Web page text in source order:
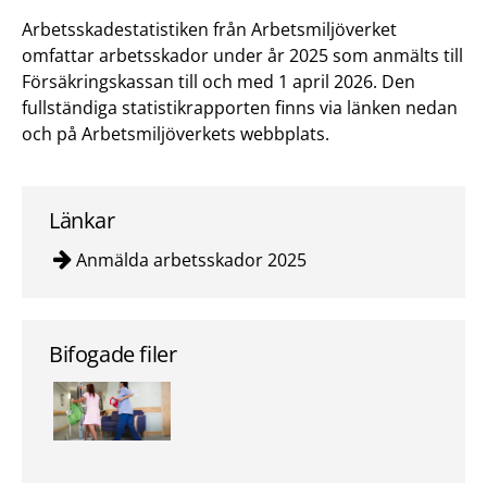
Arbetsskadestatistiken från Arbetsmiljöverket
omfattar arbetsskador under år 2025 som anmälts till
Försäkringskassan till och med 1 april 2026. Den
fullständiga statistikrapporten finns via länken nedan
och på Arbetsmiljöverkets webbplats.
Länkar
Anmälda arbetsskador 2025
Bifogade filer